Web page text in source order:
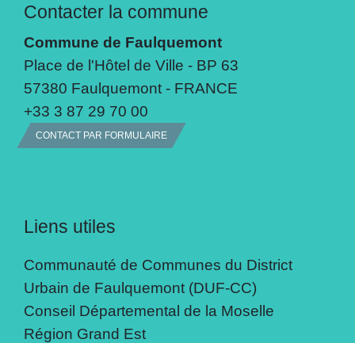
Contacter la commune
Commune de Faulquemont
Place de l'Hôtel de Ville - BP 63
57380 Faulquemont - FRANCE
+33 3 87 29 70 00
CONTACT PAR FORMULAIRE
Liens utiles
Communauté de Communes du District
Urbain de Faulquemont (DUF-CC)
Conseil Départemental de la Moselle
Région Grand Est